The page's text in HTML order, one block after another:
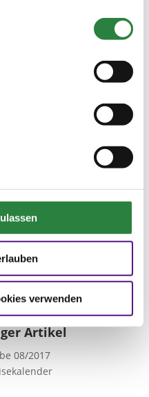
verwenden
ein Beitrag
Weiterbildung
Artikel
08/2017